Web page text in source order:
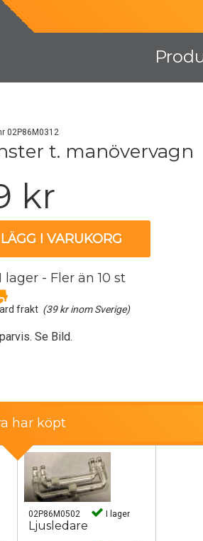
02P86M0312
t. manövervagn
kr
LÄGG I VARUKORG
I lager - Fler än 10 st
frakt (39 kr inom Sverige)
Se Bild.
har köpt
02P86M0502 I lager
Ljusledare